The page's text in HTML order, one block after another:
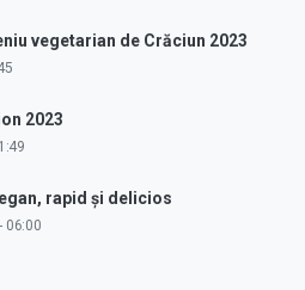
vegetarian de Crăciun 2023
2023
rapid și delicios
06:00